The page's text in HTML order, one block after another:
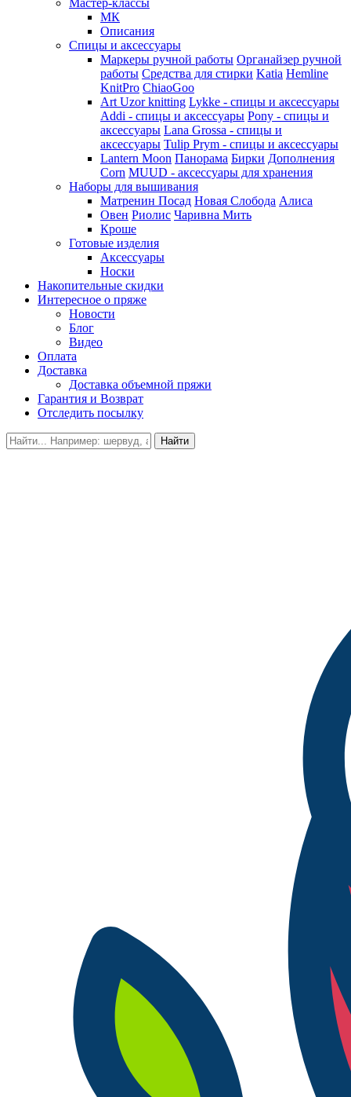
Мастер-классы
МК
Описания
Спицы и аксессуары
Маркеры ручной работы Органайзер ручной
работы Средства для стирки Katia Hemline
KnitPro ChiaoGoo
Art Uzor knitting Lykke - спицы и аксессуары
Addi - спицы и аксессуары Pony - спицы и
аксессуары Lana Grossa - спицы и
аксессуары Tulip Prym - спицы и аксессуары
Lantern Moon Панорама Бирки Дополнения
Corn MUUD - аксессуары для хранения
Наборы для вышивания
Матренин Посад Новая Слобода Алиса
Овен Риолис Чаривна Мить
Кроше
Готовые изделия
Аксессуары
Носки
Накопительные скидки
Интересное о пряже
Новости
Блог
Видео
Оплата
Доставка
Доставка объемной пряжи
Гарантия и Возврат
Отследить посылку
Найти